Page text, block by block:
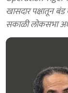
खासदार पक्षातून
सकाळी लोकसभा